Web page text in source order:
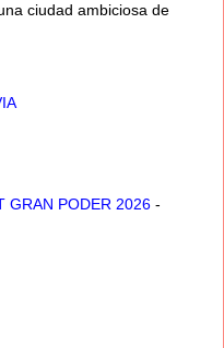
ciudad ambiciosa de
GRAN PODER 2026 -